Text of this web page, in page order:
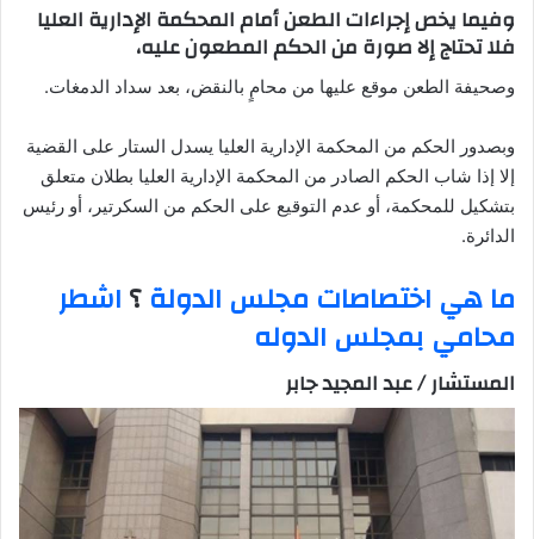
وفيما يخص إجراءات الطعن أمام المحكمة الإدارية العليا
فلا تحتاج إلا صورة من الحكم المطعون عليه،
وصحيفة الطعن موقع عليها من محامٍ بالنقض، بعد سداد الدمغات.
وبصدور الحكم من المحكمة الإدارية العليا يسدل الستار على القضية
إلا إذا شاب الحكم الصادر من المحكمة الإدارية العليا بطلان متعلق
بتشكيل للمحكمة، أو عدم التوقيع على الحكم من السكرتير، أو رئيس
الدائرة.
ما هي اختصاصات مجلس الدولة؟اشطر
محامي بمجلس الدوله
المستشار / عبد المجيد جابر